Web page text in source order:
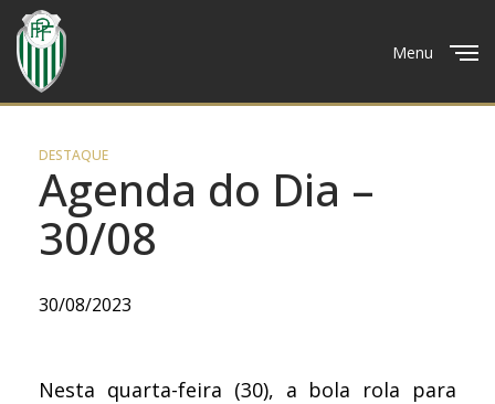
Menu
DESTAQUE
Agenda do Dia –
30/08
30/08/2023
Nesta quarta-feira (30), a bola rola para